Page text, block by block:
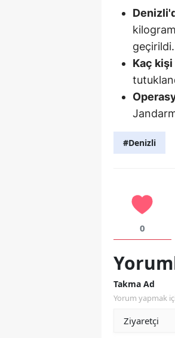
geçirildi.
Kaç kişi
#Denizli
0
Takma Ad
Yorum yapmak